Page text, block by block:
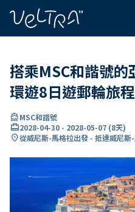
搭乘MSC和諧號
環遊8日遊郵輪旅程
directions_boatMSC和諧號
card_travel2028-04-30 - 2028-05-07 (8天)
location_on從威尼斯-馬格拉出發 - 抵達威尼斯